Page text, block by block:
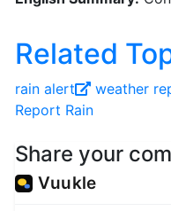
Related
rain alert weather
Report Rain